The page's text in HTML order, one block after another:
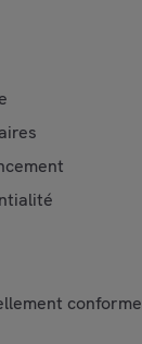
conforme